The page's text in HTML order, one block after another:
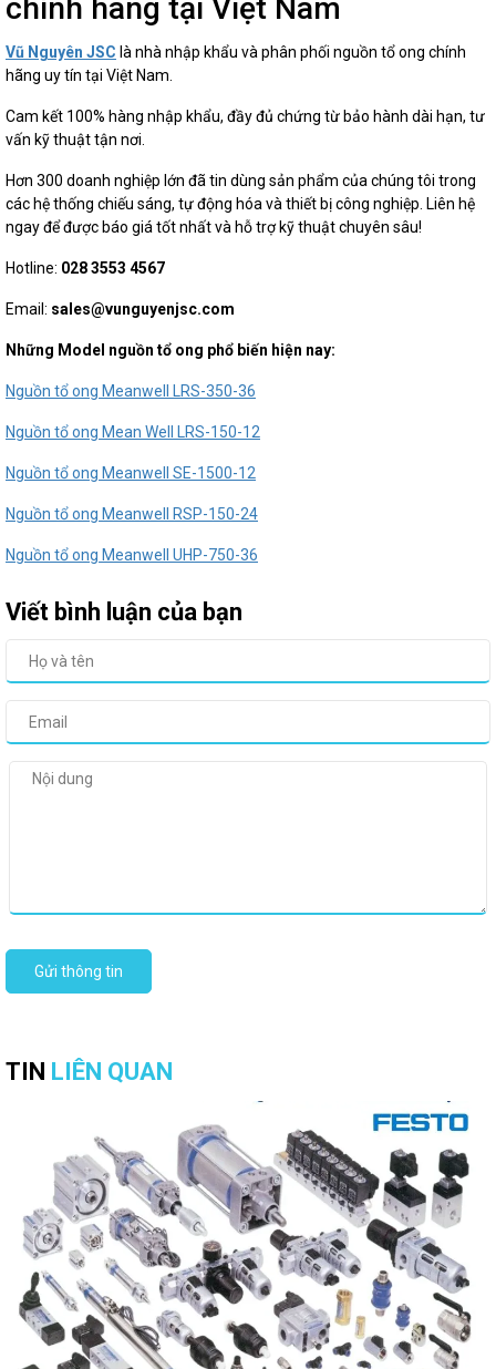
chính hãng tại Việt Nam
Vũ Nguyên JSC là nhà nhập khẩu và phân phối nguồn tổ ong chính
hãng uy tín tại Việt Nam.
Cam kết 100% hàng nhập khẩu, đầy đủ chứng từ bảo hành dài hạn, tư
vấn kỹ thuật tận nơi.
Hơn 300 doanh nghiệp lớn đã tin dùng sản phẩm của chúng tôi trong
các hệ thống chiếu sáng, tự động hóa và thiết bị công nghiệp. Liên hệ
ngay để được báo giá tốt nhất và hỗ trợ kỹ thuật chuyên sâu!
Hotline: 028 3553 4567
Email: sales@vunguyenjsc.com
Những Model nguồn tổ ong phổ biến hiện nay:
Nguồn tổ ong Meanwell LRS-350-36
Nguồn tổ ong Mean Well LRS-150-12
Nguồn tổ ong Meanwell SE-1500-12
Nguồn tổ ong Meanwell RSP-150-24
Nguồn tổ ong Meanwell UHP-750-36
Viết bình luận của bạn
Gửi thông tin
TIN LIÊN QUAN